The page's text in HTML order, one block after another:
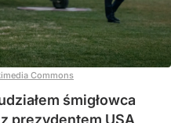
Commons
śmigłowca
prezydentem USA